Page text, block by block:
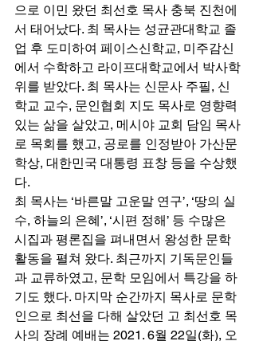
으로 이민 왔던 최선호 목사 충북 진천에
서 태어났다. 최 목사는 성균관대학교 졸
업 후 도미하여 페이스신학교, 미주감신
에서 수학하고 라이프대학교에서 박사학
위를 받았다. 최 목사는 신문사 주필, 신
학교 교수, 문인협회 지도 목사로 영향력
있는 삶을 살았고, 메시야 교회 담임 목사
로 목회를 했고, 공로를 인정받아 가산문
학상, 대한민국 대통령 표창 등을 수상했
다.
최 목사는 ‘바른말 고운말 연구’, ‘땅의 실
수, 하늘의 은혜’, ‘시편 정해’ 등 수많은
시집과 평론집을 펴내면서 왕성한 문학
활동을 펼쳐 왔다. 최근까지 기독문인들
과 교류하였고, 문학 모임에서 특강을 하
기도 했다. 마지막 순간까지 목사로 문학
인으로 최선을 다해 살았던 고 최선호 목
사의 장례 예배는 2021. 6월 22일(화), 오